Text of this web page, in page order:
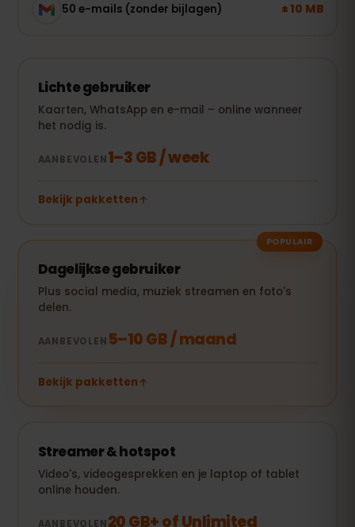
50 e-mails (zonder bijlagen) ± 10 MB
Lichte gebruiker
Kaarten, WhatsApp en e-mail – online wanneer
het nodig is.
AANBEVOLEN1–3 GB / week
Bekijk pakketten
POPULAIR
Dagelijkse gebruiker
Plus social media, muziek streamen en foto's
delen.
AANBEVOLEN 5–10 GB / maand
Bekijk pakketten
Streamer & hotspot
Video's, videogesprekken en je laptop of tablet
online houden.
AANBEVOLEN20 GB+ of Unlimited